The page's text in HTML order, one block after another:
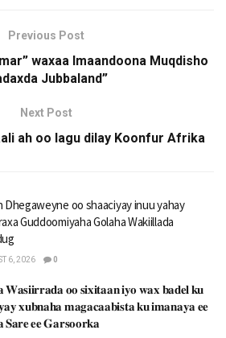
Previous Post
waxaa Imaandoona Muqdisho
Jubbaland”
Next Post
ah oo lagu dilay Koonfur Afrika
Dhegaweyne oo shaaciyay inuu yahay
Guddoomiyaha Golaha Wakiillada
6, 2026 0
𝐨𝐨 𝐬𝐢𝐱𝐢𝐭𝐚𝐚𝐧 𝐢𝐲𝐨 𝐰𝐚𝐱 𝐛𝐚𝐝𝐞𝐥 𝐤𝐮
𝐱𝐮𝐛𝐧𝐚𝐡𝐚 𝐦𝐚𝐠𝐚𝐜𝐚𝐚𝐛𝐢𝐬𝐭𝐚 𝐤𝐮 𝐢𝐦𝐚𝐧𝐚𝐲𝐚 𝐞𝐞
𝐒𝐚𝐫𝐞 𝐞𝐞 𝐆𝐚𝐫𝐬𝐨𝐨𝐫𝐤𝐚